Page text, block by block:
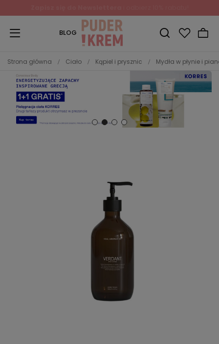
BLOG
Strona główna Ciało Kąpiel i prysznic Mydła w płynie i